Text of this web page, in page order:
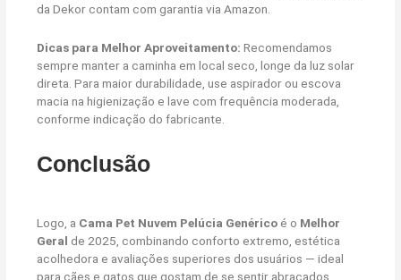
da Dekor contam com garantia via Amazon.
Dicas para Melhor Aproveitamento: Recomendamos
sempre manter a caminha em local seco, longe da luz solar
direta. Para maior durabilidade, use aspirador ou escova
macia na higienização e lave com frequência moderada,
conforme indicação do fabricante.
Conclusão
Logo, a Cama Pet Nuvem Pelúcia Genéricoé o Melhor
Geral de 2025, combinando conforto extremo, estética
acolhedora e avaliações superiores dos usuários — ideal
para cães e gatos que gostam de se sentir abraçados.